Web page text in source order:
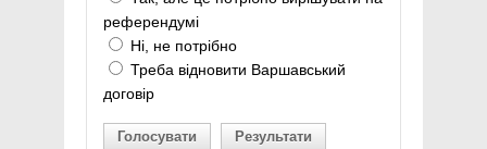
референдумі
Ні, не потрібно
Треба відновити Варшавський
договір
Голосувати Результати